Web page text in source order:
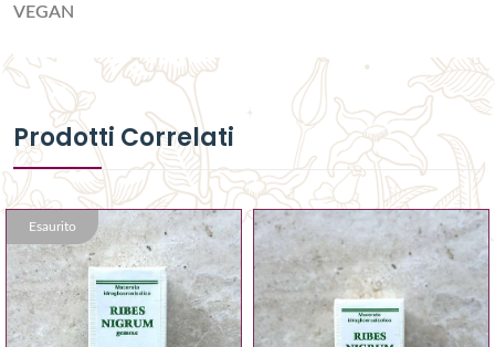
VEGAN
Prodotti Correlati
Esaurito